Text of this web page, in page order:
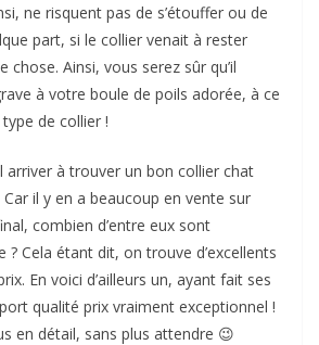
ne risquent pas de s’étouffer ou de
part, si le collier venait à rester
chose. Ainsi, vous serez sûr qu’il
à votre boule de poils adorée, à ce
de collier !
arriver à trouver un bon collier chat
il y en a beaucoup en vente sur
combien d’entre eux sont
? Cela étant dit, on trouve d’excellents
En voici d’ailleurs un, ayant fait ses
qualité prix vraiment exceptionnel !
en détail, sans plus attendre 😉